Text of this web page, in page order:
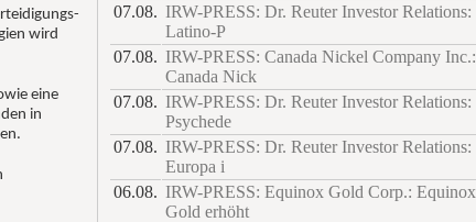
wird
eine
in
07.08. IRW-PRESS: Dr. Reuter Investor Relations:
Latino-P
07.08. IRW-PRESS: Canada Nickel Company Inc.:
Canada Nick
07.08. IRW-PRESS: Dr. Reuter Investor Relations:
Psychede
07.08. IRW-PRESS: Dr. Reuter Investor Relations:
Europa i
06.08. IRW-PRESS: Equinox Gold Corp.: Equinox
Gold erhöht